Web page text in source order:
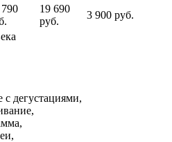
19 690
руб.
3 900 руб.
дегустациями,